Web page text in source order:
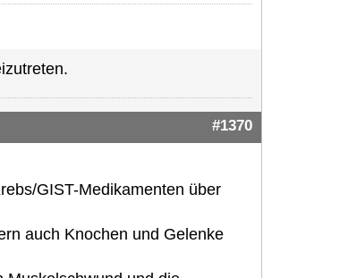
#1370
GIST-Medikamenten über
auch Knochen und Gelenke